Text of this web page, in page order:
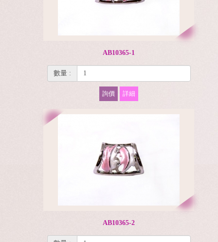
AB10365-1
數量 :
詢價 詳細
AB10365-2